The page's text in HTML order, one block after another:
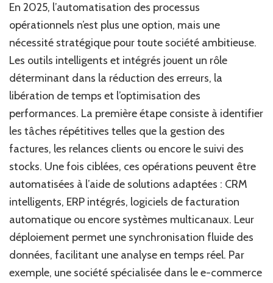
En 2025, l’automatisation des processus
opérationnels n’est plus une option, mais une
nécessité stratégique pour toute société ambitieuse.
Les outils intelligents et intégrés jouent un rôle
déterminant dans la réduction des erreurs, la
libération de temps et l’optimisation des
performances. La première étape consiste à identifier
les tâches répétitives telles que la gestion des
factures, les relances clients ou encore le suivi des
stocks. Une fois ciblées, ces opérations peuvent être
automatisées à l’aide de solutions adaptées : CRM
intelligents, ERP intégrés, logiciels de facturation
automatique ou encore systèmes multicanaux. Leur
déploiement permet une synchronisation fluide des
données, facilitant une analyse en temps réel. Par
exemple, une société spécialisée dans le e-commerce